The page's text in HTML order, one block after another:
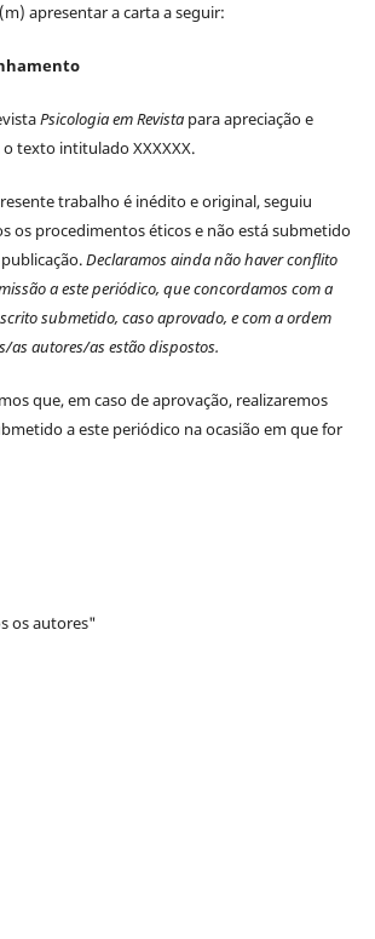
apresentar a carta a seguir:
Psicologia em Revistapara apreciação e
texto intitulado XXXXXX.
trabalho é inédito e original, seguiu
os procedimentos éticos e não está submetido
Declaramos ainda não haver conflito
a este periódico, que concordamos com a
submetido, caso aprovado, e com a ordem
as autores/as estão dispostos.
em caso de aprovação, realizaremos
a este periódico na ocasião em que for
os autores"